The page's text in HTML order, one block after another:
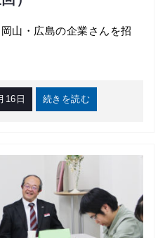
山・広島の企業さんを招
16日 続きを読む